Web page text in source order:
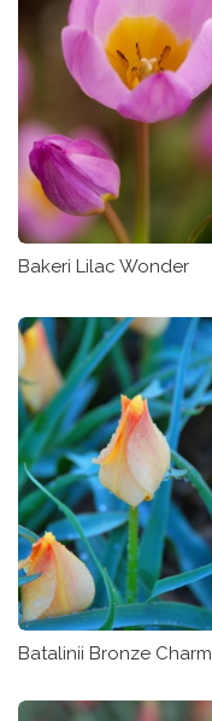
Bakeri Lilac Wonder
Batalinii Bronze Charm